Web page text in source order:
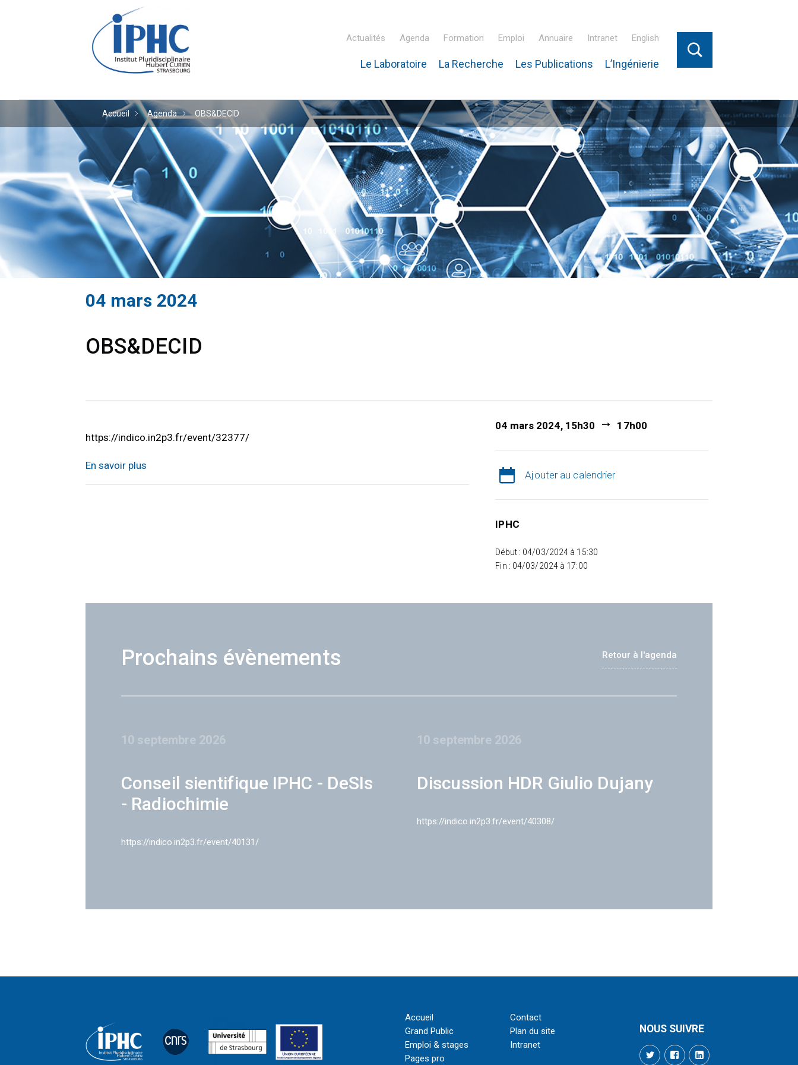
Institut pluridisciplinaire Hubert Curien – IPHC
Actualités Agenda Formation Emploi Annuaire Intranet English
Le Laboratoire La Recherche Les Publications L’Ingénierie
Accueil Agenda OBS&DECID
04 mars 2024
OBS&DECID
https://indico.in2p3.fr/event/32377/
En savoir plus
04 mars 2024, 15h30 17h00
Ajouter au calendrier
IPHC
Début : 04/03/2024 à 15:30
Fin : 04/03/2024 à 17:00
Prochains évènements Retour à l'agenda
10 septembre 2026
Conseil sientifique IPHC - DeSIs
- Radiochimie
https://indico.in2p3.fr/event/40131/
10 septembre 2026
Discussion HDR Giulio Dujany
https://indico.in2p3.fr/event/40308/
Accueil
Grand Public
Emploi & stages
Pages pro
Contact
Plan du site
Intranet
NOUS SUIVRE
TwitterFacebookLinkedIn